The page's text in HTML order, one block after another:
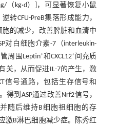
（kg·d）]，可显著恢复小鼠
转CFU-PreB集落形成能力，
的减少，改善脾脏和血清中
对白细胞介素-7（interleukin-
周围Leptin+和CXCL12+间充质
关，从而促进IL-7的产生，激
信号通路，包括生存信号和
得到ASP通过改善Nrf2信号，
随后维持B细胞祖细胞的存
激B淋巴细胞减少症。陈秀红